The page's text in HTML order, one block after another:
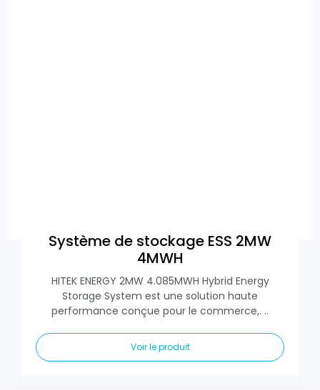
Système de stockage ESS 2MW
4MWH
HITEK ENERGY 2MW 4.085MWH Hybrid Energy
Storage System est une solution haute
performance conçue pour le commerce,. ..
Voir le produit